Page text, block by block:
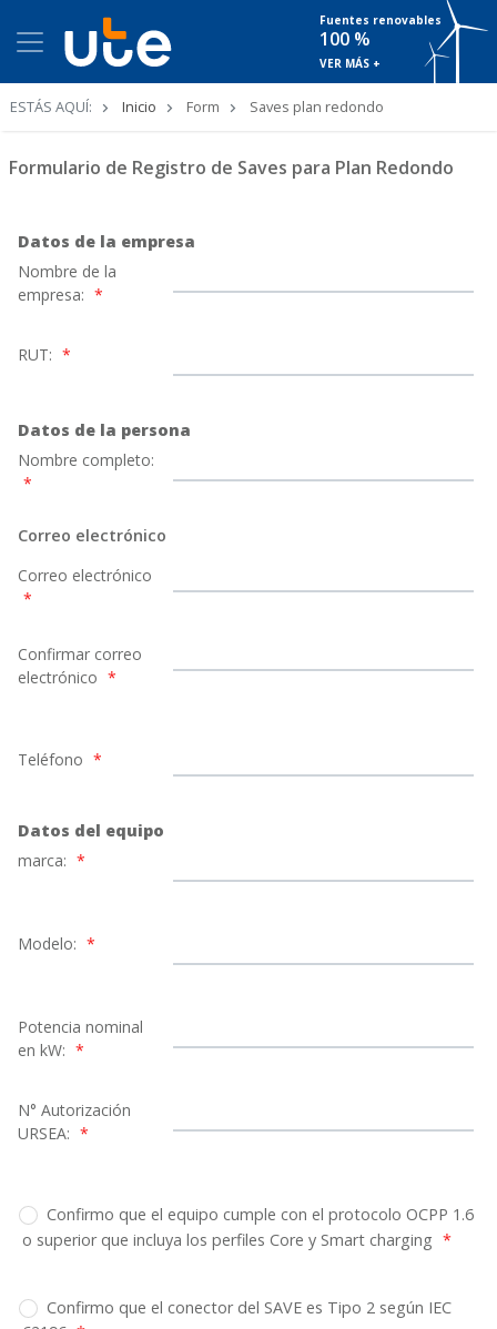
Fuentes renovables
100 %
VER MÁS +
ESTÁS AQUÍ: Inicio Form Saves plan redondo
Formulario de Registro de Saves para Plan Redondo
Datos de la empresa
Nombre de la
empresa: *
RUT: *
Datos de la persona
Nombre completo:
*
Correo electrónico
Correo electrónico
*
Confirmar correo
electrónico *
Teléfono *
Datos del equipo
marca: *
Modelo: *
Potencia nominal
en kW: *
N° Autorización
URSEA: *
Confirmo que el equipo cumple con el protocolo OCPP 1.6
o superior que incluya los perfiles Core y Smart charging *
Confirmo que el conector del SAVE es Tipo 2 según IEC